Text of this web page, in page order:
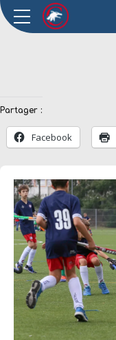
Partager :
Facebook